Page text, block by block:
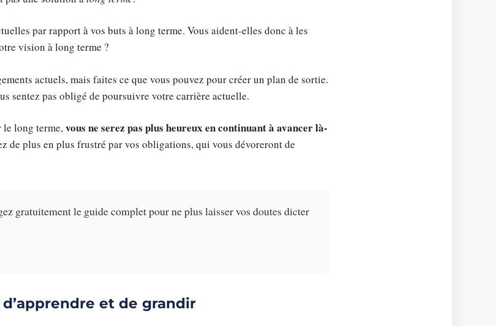
par rapport à vos buts à long terme. Vous aident-elles donc à les
vision à long terme ?
actuels, mais faites ce que vous pouvez pour créer un plan de sortie.
sentez pas obligé de poursuivre votre carrière actuelle.
le long terme,vous ne serez pas plus heureux en continuant à avancer là-
de plus en plus frustré par vos obligations, qui vous dévoreront de
gratuitement le guide complet pour ne plus laisser vos doutes dicter
d’apprendre et de grandir